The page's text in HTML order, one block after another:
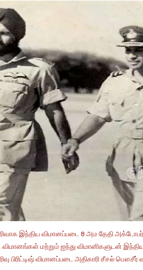
இந்திய விமானப்படை 8 அம தேதி
மற்றும் ஐந்து விமானிகளுடன்
பிரிட்டிஷ் விமானப்படை அதிகாரி சீசல் பௌசீர்